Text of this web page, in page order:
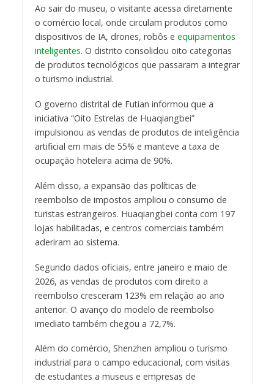
Ao sair do museu, o visitante acessa diretamente
o comércio local, onde circulam produtos como
dispositivos de IA, drones, robôs e equipamentos
inteligentes. O distrito consolidou oito categorias
de produtos tecnológicos que passaram a integrar
o turismo industrial.
O governo distrital de Futian informou que a
iniciativa “Oito Estrelas de Huaqiangbei”
impulsionou as vendas de produtos de inteligência
artificial em mais de 55% e manteve a taxa de
ocupação hoteleira acima de 90%.
Além disso, a expansão das políticas de
reembolso de impostos ampliou o consumo de
turistas estrangeiros. Huaqiangbei conta com 197
lojas habilitadas, e centros comerciais também
aderiram ao sistema.
Segundo dados oficiais, entre janeiro e maio de
2026, as vendas de produtos com direito a
reembolso cresceram 123% em relação ao ano
anterior. O avanço do modelo de reembolso
imediato também chegou a 72,7%.
Além do comércio, Shenzhen ampliou o turismo
industrial para o campo educacional, com visitas
de estudantes a museus e empresas de